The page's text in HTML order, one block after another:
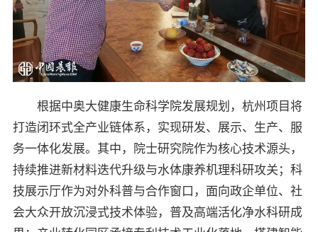
根据中奥大健康生命科学院发展规划，杭州项目将
打造闭环式全产业链体系，实现研发、展示、生产、服
务一体化发展。其中，院士研究院作为核心技术源头，
持续推进新材料迭代升级与水体康养机理科研攻关；科
技展示厅作为对外科普与合作窗口，面向政企单位、社
会大众开放沉浸式技术体验，普及高端活化净水科研成